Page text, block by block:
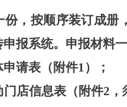
份，按顺序装订成册
报系统。申报材料
申请表（附件1）
；
门店信息表（附件2 ，